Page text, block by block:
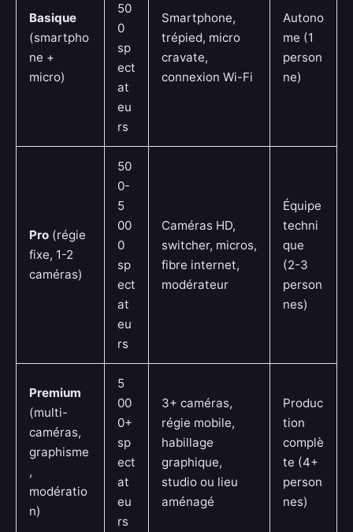
Basique
(smartpho
ne +
micro)
50
0
sp
ect
at
eu
rs
Smartphone,
trépied, micro
cravate,
connexion Wi-Fi
Autono
me (1
person
ne)
Pro (régie
fixe, 1-2
caméras)
50
0-
5
00
0
sp
ect
at
eu
rs
Caméras HD,
switcher, micros,
fibre internet,
modérateur
Équipe
techni
que
(2-3
person
nes)
Premium
(multi-
caméras,
graphisme
,
modératio
n)
5
00
0+
sp
ect
at
eu
rs
3+ caméras,
régie mobile,
habillage
graphique,
studio ou lieu
aménagé
Produc
tion
complè
te (4+
person
nes)